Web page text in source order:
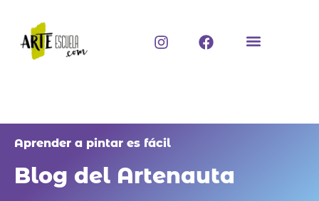
contenido
I
n
r
a
F
a
o
Aprender a pintar es fácil
Blog del Artenauta